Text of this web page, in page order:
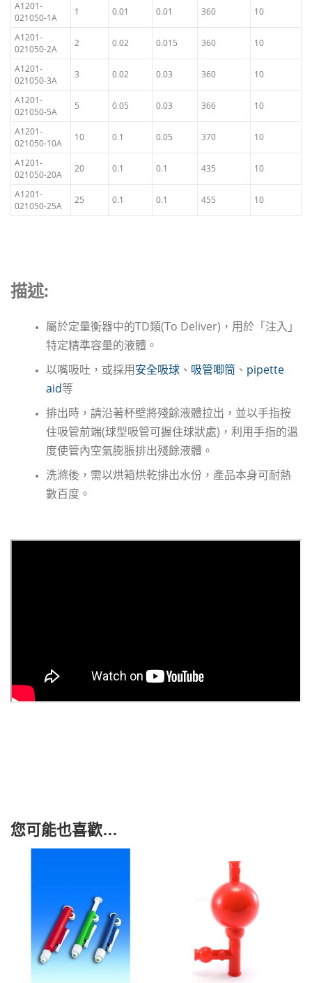
A1201-
021050-1A
1 0.01 0.01 360 10
A1201-
021050-2A
2 0.02 0.015 360 10
A1201-
021050-3A
3 0.02 0.03 360 10
A1201-
021050-5A
5 0.05 0.03 366 10
A1201-
021050-10A
10 0.1 0.05 370 10
A1201-
021050-20A
20 0.1 0.1 435 10
A1201-
021050-25A
25 0.1 0.1 455 10
描述:
屬於定量衡器中的TD類(To Deliver)，用於「注入」
特定精準容量的液體。
以嘴吸吐，或採用安全吸球、 吸管唧筒、 pipette
aid等
排出時，請沿著杯壁將殘餘液體拉出，並以手指按
住吸管前端(球型吸管可握住球狀處)，利用手指的溫
度使管內空氣膨脹排出殘餘液體。
洗滌後，需以烘箱烘乾排出水份，產品本身可耐熱
數百度。
您可能也喜歡…